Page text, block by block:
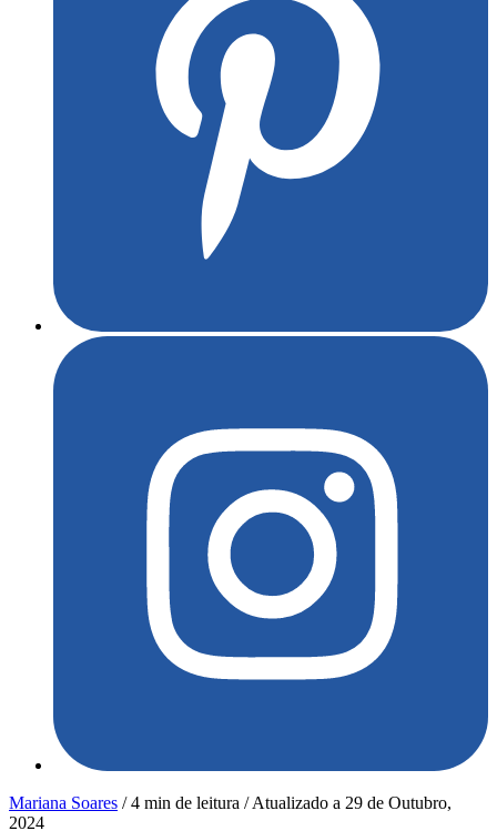
Mariana Soares / 4 min de leitura /Atualizado a 29 de Outubro,
2024